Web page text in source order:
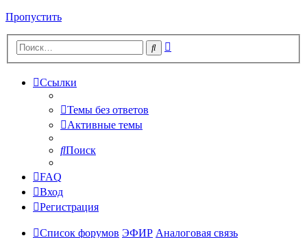
Пропустить
Поиск
Ссылки
Темы без ответов
Активные темы
Поиск
FAQ
Вход
Регистрация
Список форумов ЭФИР Аналоговая связь